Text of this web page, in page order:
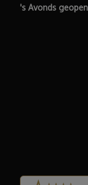
's Avonds